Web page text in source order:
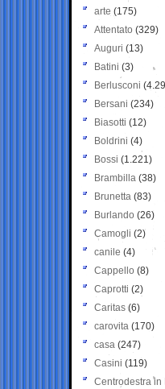
arte (175)
Attentato (329)
Auguri (13)
Batini (3)
Berlusconi
Bersani (234)
Biasotti (12)
Boldrini (4)
Bossi (1.221)
Brambilla (38)
Brunetta (83)
Burlando (26)
Camogli (2)
canile (4)
Cappello (8)
Caprotti (2)
Caritas (6)
carovita (170)
casa (247)
Casini (119)
Centrodestra in